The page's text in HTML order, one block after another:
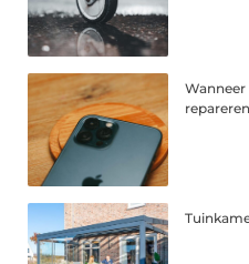
Wanneer